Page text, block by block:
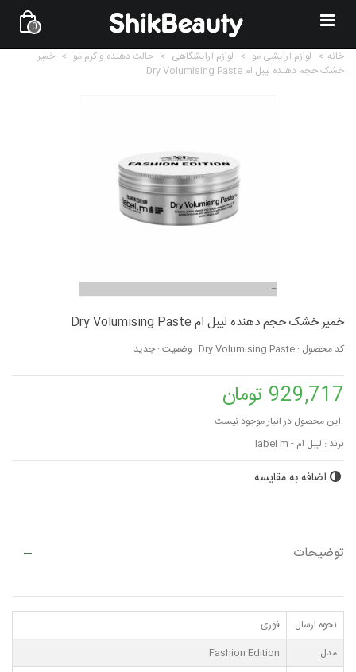
0
خانه > لوازم آرایشی مو > لوازم آرایشگاهی > حالت دهنده و کرم مو > خمیر
خشک حجم دهنده لیبل ام Dry Volumising Paste
خمیر خشک حجم دهنده لیبل ام Dry Volumising Paste
کد محصول : Dry Volumising Paste وضعیت : جدید
929,717 تومان
این محصول در انبار موجود نیست
برند : لیبل ام - label m
اضافه به مقایسه
توضیحات
نحوه ارسال
فوری
مدل
Fashion Edition